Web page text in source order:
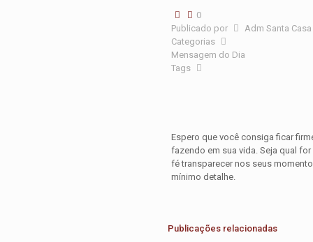
0
Publicado por
Adm Santa Casa
Categorias
Mensagem do Dia
Tags
Espero que você consiga ficar
fazendo em sua vida. Seja qual
fé transparecer nos seus
mínimo detalhe.
Publicações relacionadas